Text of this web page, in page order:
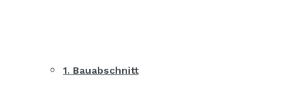
1. Bauabschnitt